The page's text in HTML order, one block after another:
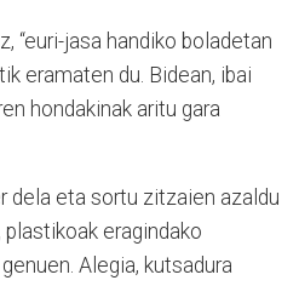
“euri-jasa handiko boladetan
eramaten du. Bidean, ibai
hondakinak aritu gara
dela eta sortu zitzaien azaldu
plastikoak eragindako
Alegia, kutsadura